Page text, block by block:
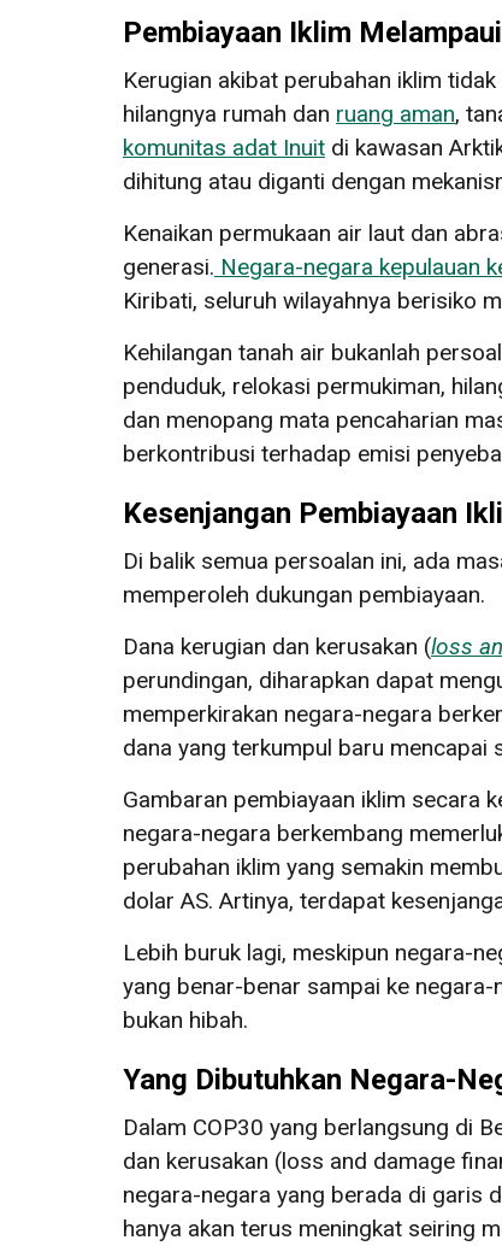
Pembiayaan Iklim
Kerugian akibat perubahan iklim
hilangnya rumah dan ruang aman,
komunitas adat Inuit di kawasan
dihitung atau diganti dengan
Kenaikan permukaan air laut dan
generasi. Negara-negara kepulauan
Kiribati, seluruh wilayahnya berisiko
Kehilangan tanah air bukanlah
penduduk, relokasi permukiman,
dan menopang mata pencaharian
berkontribusi terhadap emisi
Kesenjangan Pembiayaan
Di balik semua persoalan ini, ada
memperoleh dukungan pembiayaan.
Dana kerugian dan kerusakan (loss
perundingan, diharapkan dapat
memperkirakan negara-negara
dana yang terkumpul baru mencapai
Gambaran pembiayaan iklim secara
negara-negara berkembang
perubahan iklim yang semakin
dolar AS. Artinya, terdapat
Lebih buruk lagi, meskipun negara-
yang benar-benar sampai ke
bukan hibah.
Yang Dibutuhkan Negara-
Dalam COP30 yang berlangsung di
dan kerusakan (loss and damage
negara-negara yang berada di garis
hanya akan terus meningkat seiring